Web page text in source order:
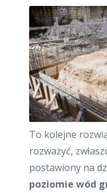
To kolejne
rozważyć,
postawiony na
poziomie wód